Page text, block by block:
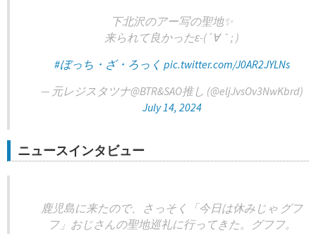
下北沢のアー写の聖地✨
来られて良かったε-(´∀｀; )
#ぼっち・ざ・ろっく pic.twitter.com/J0AR2JYLNs
— 元レジスタツナ@BTR&SAO推し (@eljJvsOv3NwKbrd)
July 14, 2024
ニュースインタビュー
鹿児島に来たので、さっそく「今日は休みじゃ グフ
フ」おじさんの聖地巡礼に行ってきた。グフフ。